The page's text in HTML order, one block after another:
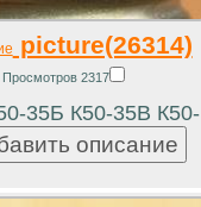
picture(26314)
Просмотров 2317
35Б К50-35В К50-